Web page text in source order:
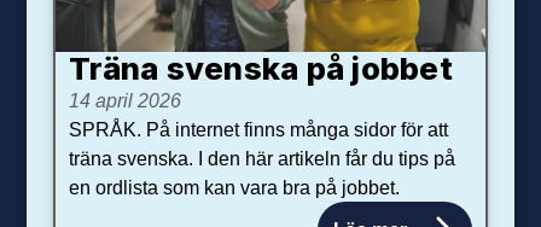
Träna svenska på jobbet
14 april 2026
SPRÅK. På internet finns många sidor för att
träna svenska. I den här artikeln får du tips på
en ordlista som kan vara bra på jobbet.